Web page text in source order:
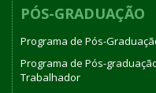
PÓS-GRADUAÇÃO
Programa de Pós-
Programa de Pós-
Trabalhador